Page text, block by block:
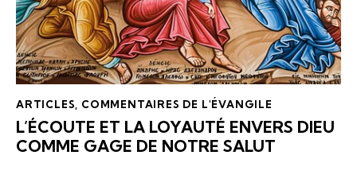
ARTICLES COMMENTAIRES DE L'ÉVANGILE
L’ÉCOUTE ET LA LOYAUTÉ ENVERS DIEU
COMME GAGE DE NOTRE SALUT